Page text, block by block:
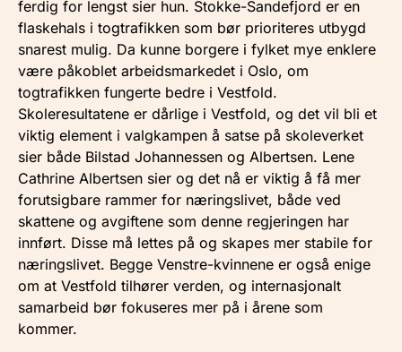
ferdig for lengst sier hun. Stokke-Sandefjord er en
flaskehals i togtrafikken som bør prioriteres utbygd
snarest mulig. Da kunne borgere i fylket mye enklere
være påkoblet arbeidsmarkedet i Oslo, om
togtrafikken fungerte bedre i Vestfold.
Skoleresultatene er dårlige i Vestfold, og det vil bli et
viktig element i valgkampen å satse på skoleverket
sier både Bilstad Johannessen og Albertsen. Lene
Cathrine Albertsen sier og det nå er viktig å få mer
forutsigbare rammer for næringslivet, både ved
skattene og avgiftene som denne regjeringen har
innført. Disse må lettes på og skapes mer stabile for
næringslivet. Begge Venstre-kvinnene er også enige
om at Vestfold tilhører verden, og internasjonalt
samarbeid bør fokuseres mer på i årene som
kommer.